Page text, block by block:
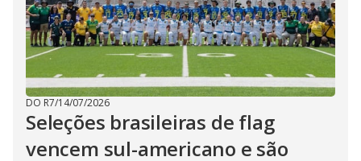
DO R7/14/07/2026
Seleções brasileiras de flag
vencem sul-americano e são